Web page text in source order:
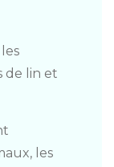
de lin et
les